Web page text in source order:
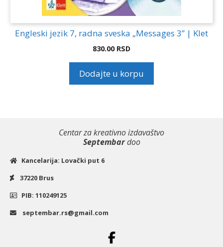
Engleski jezik 7, radna sveska „Messages 3” | Klet
830.00 RSD
Dodajte u korpu
Centar za kreativno izdavaštvo
Septembardoo
Kancelarija: Lovački put 6
37220 Brus
PIB: 110249125
septembar.rs@gmail.com